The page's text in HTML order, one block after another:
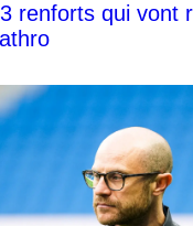
renforts qui vont